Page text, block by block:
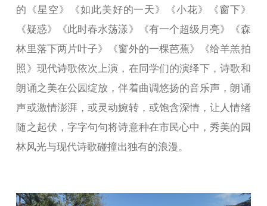
的《星空》《如此美好的一天》《小花》《窗下》
《疑惑》《此时春水荡漾》《有一个超级月亮》《森
林里落下两片叶子》《窗外的一棵芭蕉》《给羊羔拍
照》现代诗歌依次上演，在同学们的演绎下，诗歌和
朗诵之美在公园绽放，伴着曲调悠扬的音乐声，朗诵
声或激情澎湃，或灵动婉转，或饱含深情，让人情绪
随之起伏，字字句句将诗意种在市民心中，秀美的园
林风光与现代诗歌碰撞出独有的浪漫。